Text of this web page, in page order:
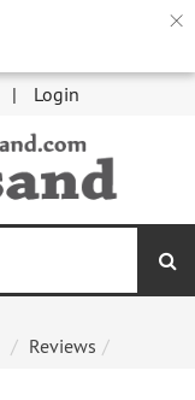
×
Login
Reviews